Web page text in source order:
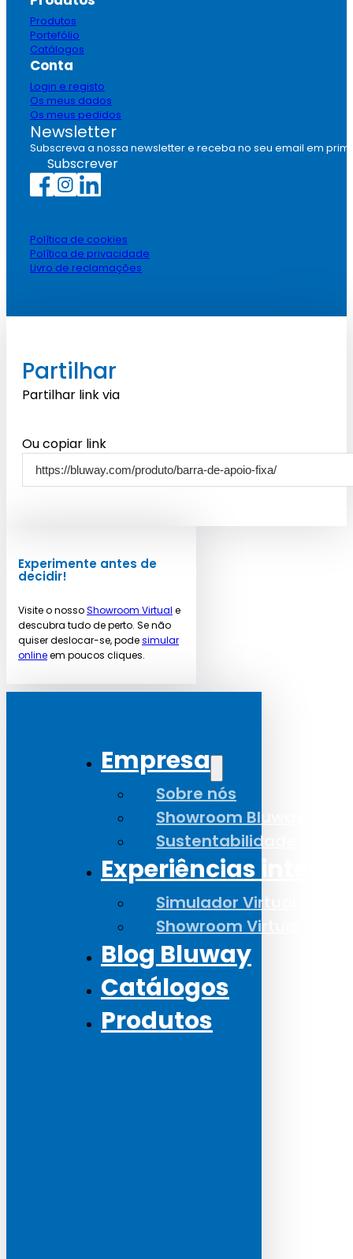
Produtos
Portefólio
Catálogos
Conta
Login e registo
Os meus dados
Os meus pedidos
Newsletter
Subscreva a nossa newsletter e receba no seu email em
Subscrever
Política de cookies
Política de privacidade
Livro de reclamações
Partilhar
Partilhar link via
Ou copiar link
Experimente antes de
decidir!
Visite o nossoShowroom Virtual e
descubra tudo de perto. Se não
quiser deslocar-se, podesimular
onlineem poucos cliques.
Empresa
Sobre nós
Showroom Bluway
Sustentabilidade
Experiências
Simulador Virtual
Showroom Virtual
Blog Bluway
Catálogos
Produtos